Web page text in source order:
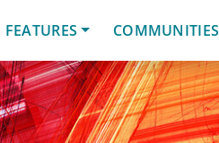
FEATURES COMMUNITIES